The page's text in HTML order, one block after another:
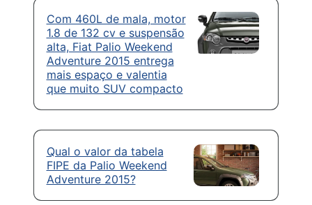
Com 460L de mala, motor
1.8 de 132 cv e suspensão
alta, Fiat Palio Weekend
Adventure 2015 entrega
mais espaço e valentia
que muito SUV compacto
Qual o valor da tabela
FIPE da Palio Weekend
Adventure 2015?